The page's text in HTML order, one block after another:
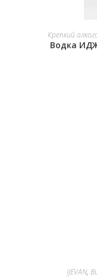
Крепкий
Водка
IJEVAN,